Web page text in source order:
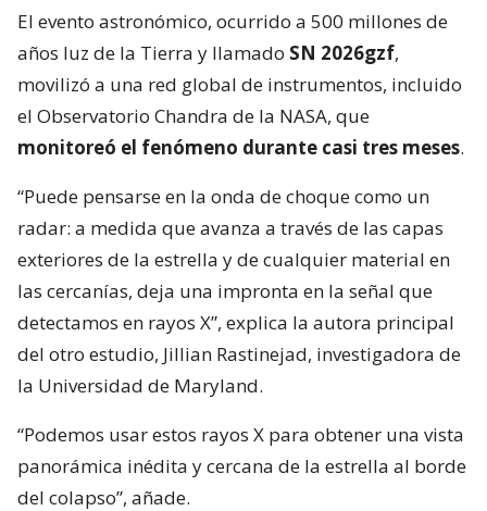
El evento astronómico, ocurrido a 500 millones de
años luz de la Tierra y llamado SN 2026gzf,
movilizó a una red global de instrumentos, incluido
el Observatorio Chandra de la NASA, que
monitoreó el fenómeno durante casi tres meses.
“Puede pensarse en la onda de choque como un
radar: a medida que avanza a través de las capas
exteriores de la estrella y de cualquier material en
las cercanías, deja una impronta en la señal que
detectamos en rayos X”, explica la autora principal
del otro estudio, Jillian Rastinejad, investigadora de
la Universidad de Maryland.
“Podemos usar estos rayos X para obtener una vista
panorámica inédita y cercana de la estrella al borde
del colapso”, añade.